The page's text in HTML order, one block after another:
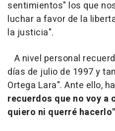
sentimientos" los que
luchar a favor de la
la justicia".
A nivel personal
días de julio de 1997 y
Ortega Lara". Ante ello,
recuerdos que no voy a
quiero ni querré